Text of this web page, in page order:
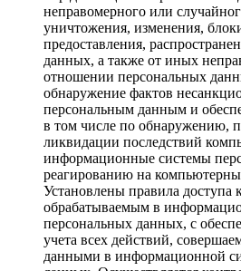
неправомерного или
уничтожения, изменения,
предоставления,
данных, а также от иных
отношении персональных
обнаружение фактов
персональным данным и
в том числе по обнаружению,
ликвидации последствий
информационные системы
реагированию на
Установлены правила
обрабатываемым в
персональных данных, с
учета всех действий,
данными в информационной